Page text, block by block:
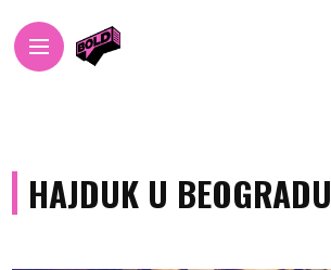
HAJDUK U BEOGRADU